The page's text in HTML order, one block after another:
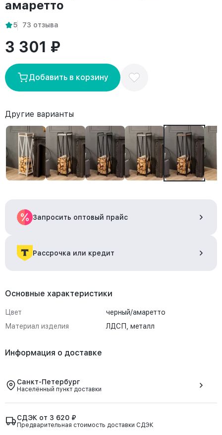
амаретто
5 73 отзыва
3 301 ₽
Добавить в корзину
Другие варианты
Запросить оптовый прайс
Рассрочка или кредит
Основные характеристики
Цвет
черный/амаретто
Материал изделия
ЛДСП, металл
Информация о доставке
Санкт-Петербург
Населённый пункт доставки
СДЭК от 3 620 ₽
Предварительная стоимость доставки СДЭК